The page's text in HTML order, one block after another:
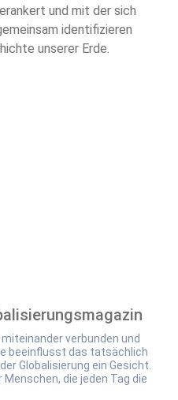
und mit der sich
identifizieren
unserer Erde.
verbunden und
beeinflusst das tatsächlich
Globalisierung ein Gesicht.
die jeden Tag die